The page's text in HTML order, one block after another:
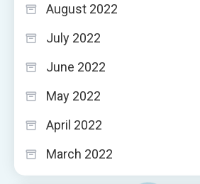
August 2022
July 2022
June 2022
May 2022
April 2022
March 2022